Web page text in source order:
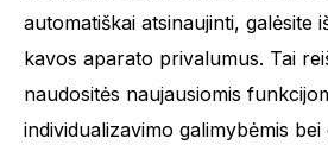
automatiškai atsinaujinti, galėsite
kavos aparato privalumus. Tai
naudositės naujausiomis
individualizavimo galimybėmis